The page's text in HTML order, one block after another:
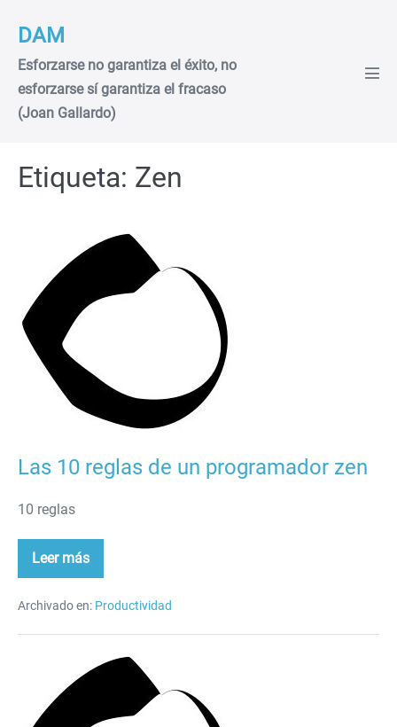
contenido
DAM
Esforzarse no garantiza el éxito, no
esforzarse sí garantiza el fracaso
(Joan Gallardo)
Etiqueta: Zen
reglas
de
un
programador
Las 10 reglas de un programador zen
10 reglas
Leer más
Las
10
de
programador
Archivado en: Productividad
Programming
Tips